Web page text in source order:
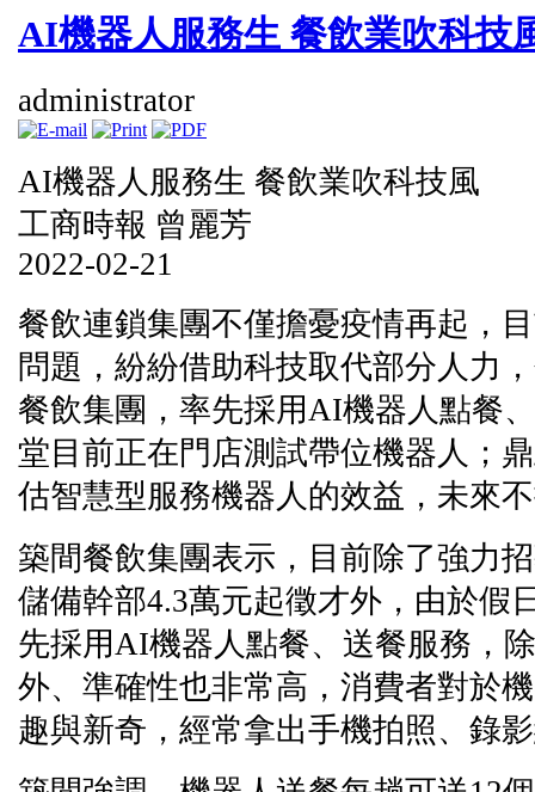
AI機器人服務生 餐飲業吹科技
administrator
AI機器人服務生 餐飲業吹科技風
工商時報 曾麗芳
2022-02-21
餐飲連鎖集團不僅擔憂疫情再起，
問題，紛紛借助科技取代部分人力
餐飲集團，率先採用AI機器人點餐
堂目前正在門店測試帶位機器人；
估智慧型服務機器人的效益，未來
築間餐飲集團表示，目前除了強力
儲備幹部4.3萬元起徵才外，由於假
先採用AI機器人點餐、送餐服務，
外、準確性也非常高，消費者對於
趣與新奇，經常拿出手機拍照、錄